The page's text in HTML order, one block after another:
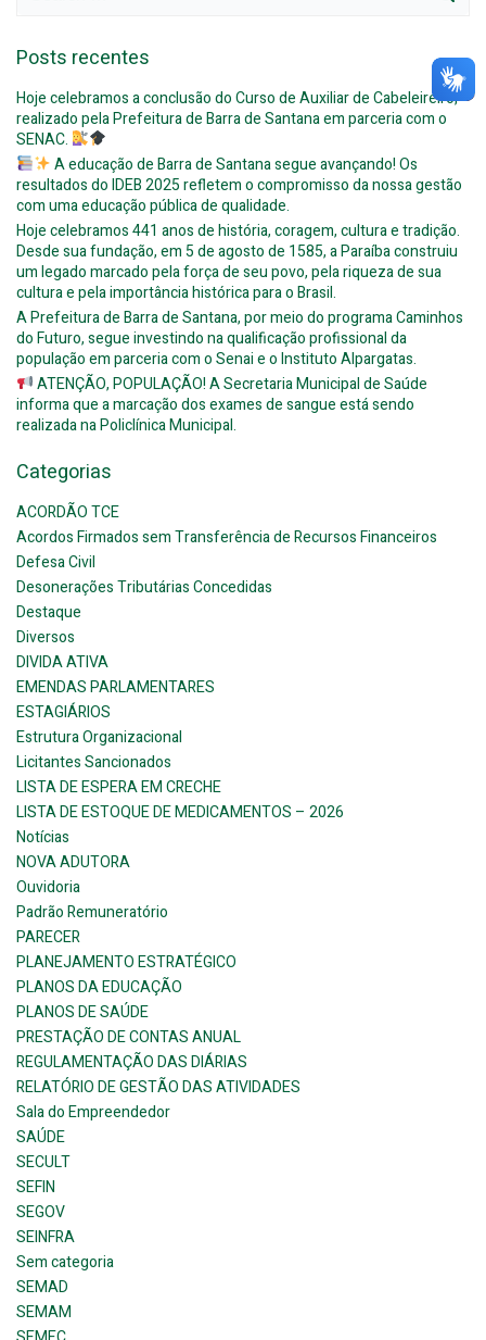
Posts recentes
Hoje celebramos a conclusão do Curso de Auxiliar de Cabeleireiro,
realizado pela Prefeitura de Barra de Santana em parceria com o
SENAC.
A educação de Barra de Santana segue avançando! Os
resultados do IDEB 2025 refletem o compromisso da nossa gestão
com uma educação pública de qualidade.
Hoje celebramos 441 anos de história, coragem, cultura e tradição.
Desde sua fundação, em 5 de agosto de 1585, a Paraíba construiu
um legado marcado pela força de seu povo, pela riqueza de sua
cultura e pela importância histórica para o Brasil.
A Prefeitura de Barra de Santana, por meio do programa Caminhos
do Futuro, segue investindo na qualificação profissional da
população em parceria com o Senai e o Instituto Alpargatas.
ATENÇÃO, POPULAÇÃO! A Secretaria Municipal de Saúde
informa que a marcação dos exames de sangue está sendo
realizada na Policlínica Municipal.
Categorias
ACORDÃO TCE
Acordos Firmados sem Transferência de Recursos Financeiros
Defesa Civil
Desonerações Tributárias Concedidas
Destaque
Diversos
DIVIDA ATIVA
EMENDAS PARLAMENTARES
ESTAGIÁRIOS
Estrutura Organizacional
Licitantes Sancionados
LISTA DE ESPERA EM CRECHE
LISTA DE ESTOQUE DE MEDICAMENTOS – 2026
Notícias
NOVA ADUTORA
Ouvidoria
Padrão Remuneratório
PARECER
PLANEJAMENTO ESTRATÉGICO
PLANOS DA EDUCAÇÃO
PLANOS DE SAÚDE
PRESTAÇÃO DE CONTAS ANUAL
REGULAMENTAÇÃO DAS DIÁRIAS
RELATÓRIO DE GESTÃO DAS ATIVIDADES
Sala do Empreendedor
SAÚDE
SECULT
SEFIN
SEGOV
SEINFRA
Sem categoria
SEMAD
SEMAM